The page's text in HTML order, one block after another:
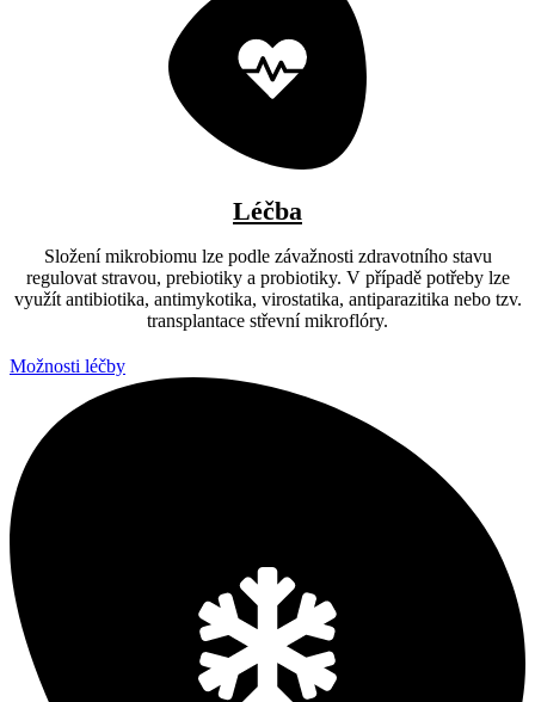
Léčba
Složení mikrobiomu lze podle závažnosti zdravotního stavu
regulovat stravou, prebiotiky a probiotiky. V případě potřeby lze
využít antibiotika, antimykotika, virostatika, antiparazitika nebo tzv.
transplantace střevní mikroflóry.
Možnosti léčby